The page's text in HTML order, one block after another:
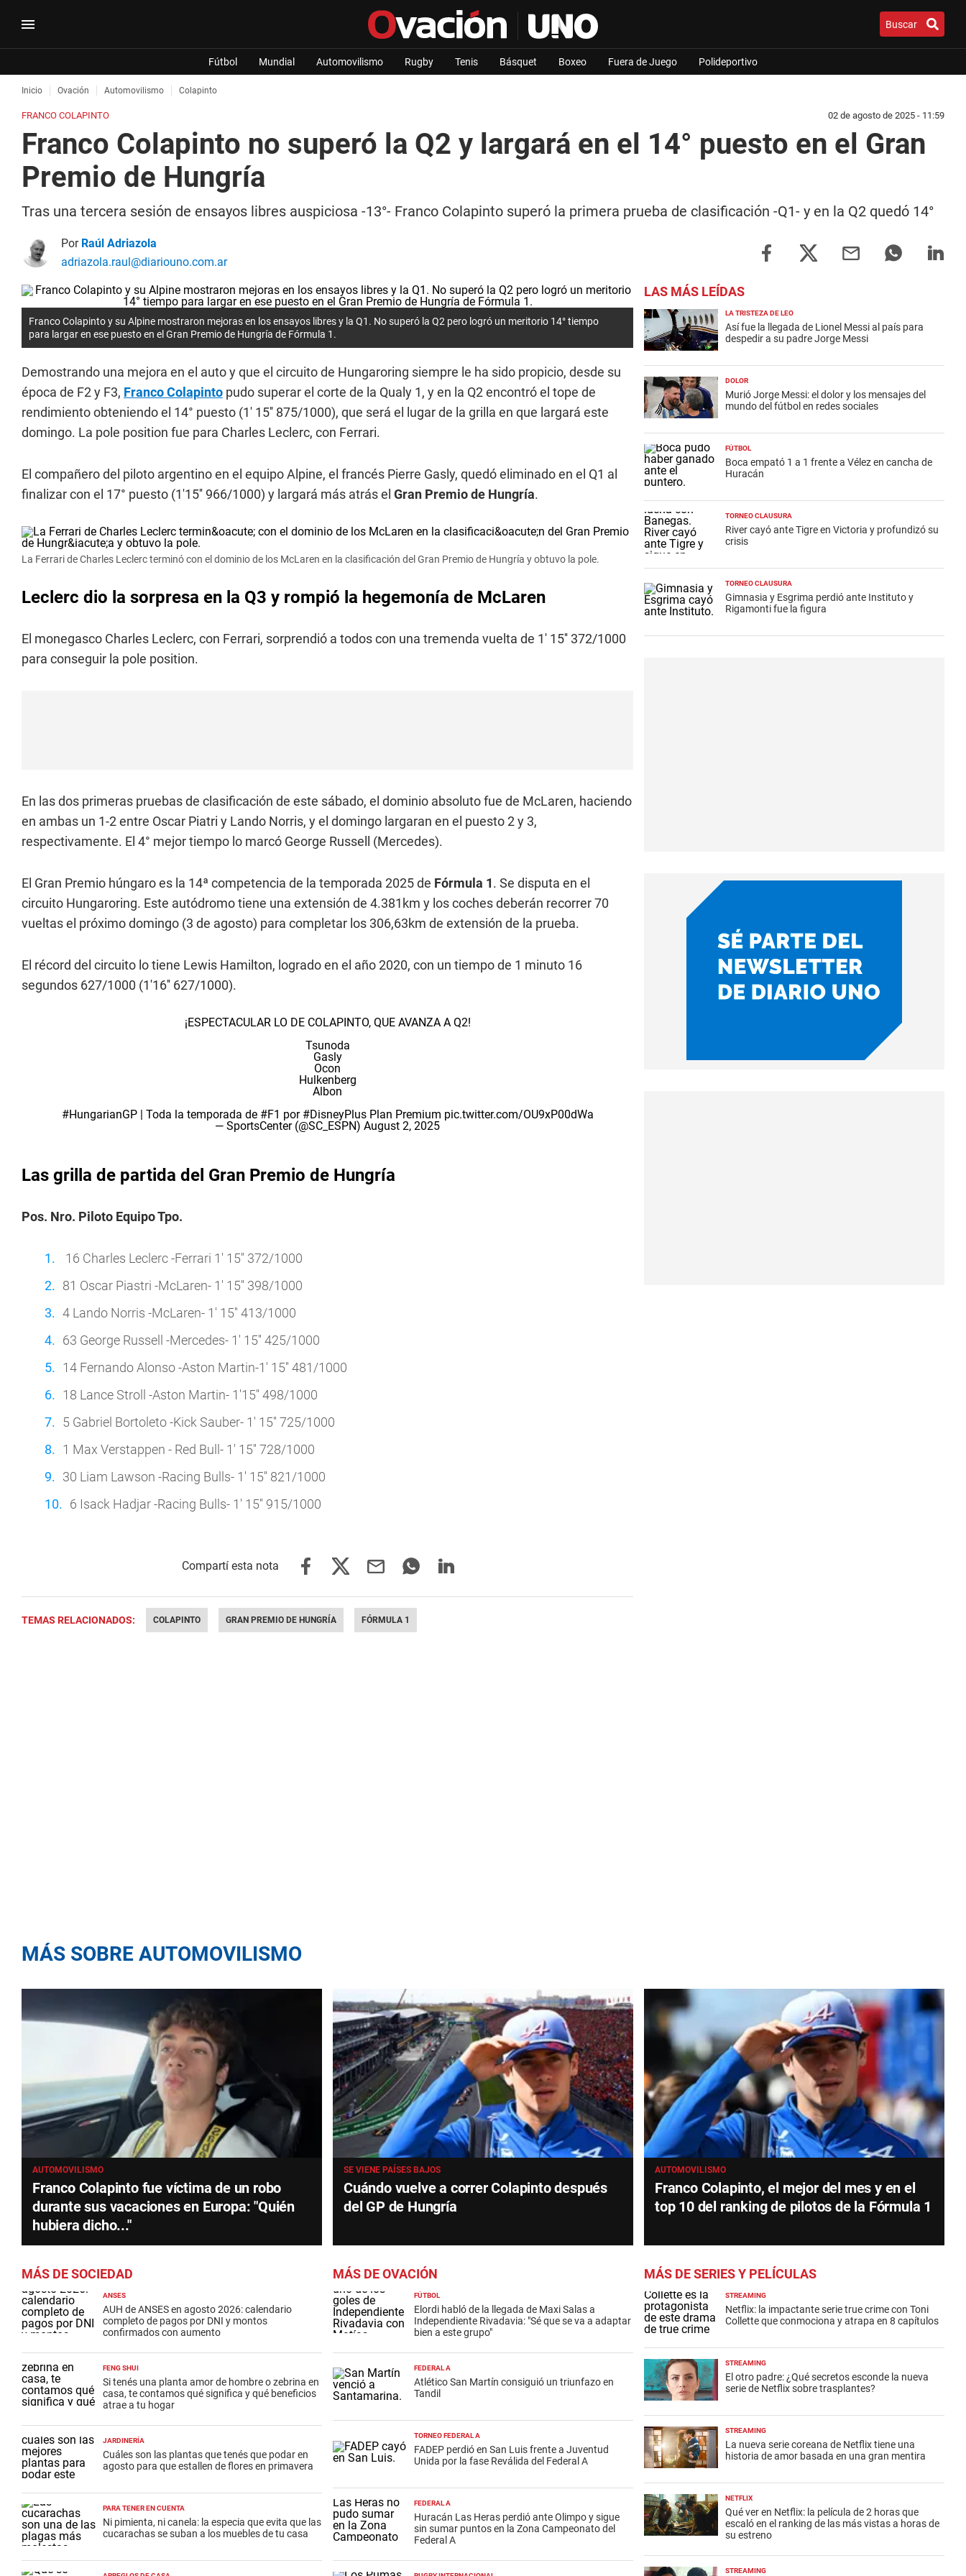
Buscar
Fútbol Mundial Automovilismo Rugby Tenis Básquet Boxeo Fuera de Juego Polideportivo
Inicio Ovación Automovilismo Colapinto
FRANCO COLAPINTO 02 de agosto de 2025 - 11:59
Franco Colapinto no superó la Q2 y largará en el 14° puesto en el Gran
Premio de Hungría
Tras una tercera sesión de ensayos libres auspiciosa -13°- Franco Colapinto superó la primera prueba de clasificación -Q1- y en la Q2 quedó 14°
Por Raúl Adriazola
adriazola.raul@diariouno.com.ar
Franco Colapinto y su Alpine mostraron mejoras en los ensayos libres y la Q1. No superó la Q2 pero logró un meritorio 14° tiempo
para largar en ese puesto en el Gran Premio de Hungría de Fórmula 1.
Demostrando una mejora en el auto y que el circuito de Hungaroring siempre le ha sido propicio, desde su
época de F2 y F3, Franco Colapinto pudo superar el corte de la Qualy 1, y en la Q2 encontró el tope de
rendimiento obteniendo el 14° puesto (1' 15'' 875/1000), que será el lugar de la grilla en que largará este
domingo. La pole position fue para Charles Leclerc, con Ferrari.
El compañero del piloto argentino en el equipo Alpine, el francés Pierre Gasly, quedó eliminado en el Q1 al
finalizar con el 17° puesto (1'15'' 966/1000) y largará más atrás el Gran Premio de Hungría.
La Ferrari de Charles Leclerc terminó con el dominio de los McLaren en la clasificación del Gran Premio de Hungría y obtuvo la pole.
Leclerc dio la sorpresa en la Q3 y rompió la hegemonía de McLaren
El monegasco Charles Leclerc, con Ferrari, sorprendió a todos con una tremenda vuelta de 1' 15'' 372/1000
para conseguir la pole position.
En las dos primeras pruebas de clasificación de este sábado, el dominio absoluto fue de McLaren, haciendo
en ambas un 1-2 entre Oscar Piatri y Lando Norris, y el domingo largaran en el puesto 2 y 3,
respectivamente. El 4° mejor tiempo lo marcó George Russell (Mercedes).
El Gran Premio húngaro es la 14ª competencia de la temporada 2025 de Fórmula 1. Se disputa en el
circuito Hungaroring. Este autódromo tiene una extensión de 4.381km y los coches deberán recorrer 70
vueltas el próximo domingo (3 de agosto) para completar los 306,63km de extensión de la prueba.
El récord del circuito lo tiene Lewis Hamilton, logrado en el año 2020, con un tiempo de 1 minuto 16
segundos 627/1000 (1'16'' 627/1000).
¡ESPECTACULAR LO DE COLAPINTO, QUE AVANZA A Q2!
Tsunoda
Gasly
Ocon
Hulkenberg
Albon
#HungarianGP| Toda la temporada de #F1 por #DisneyPlusPlan Premium pic.twitter.com/OU9xP00dWa
— SportsCenter (@SC_ESPN) August 2, 2025
Las grilla de partida del Gran Premio de Hungría
Pos. Nro. Piloto Equipo Tpo.
16 Charles Leclerc -Ferrari 1' 15'' 372/1000
81 Oscar Piastri -McLaren- 1' 15'' 398/1000
4 Lando Norris -McLaren- 1' 15'' 413/1000
63 George Russell -Mercedes- 1' 15'' 425/1000
14 Fernando Alonso -Aston Martin-1' 15'' 481/1000
18 Lance Stroll -Aston Martin- 1'15'' 498/1000
5 Gabriel Bortoleto -Kick Sauber- 1' 15'' 725/1000
1 Max Verstappen - Red Bull- 1' 15'' 728/1000
30 Liam Lawson -Racing Bulls- 1' 15'' 821/1000
6 Isack Hadjar -Racing Bulls- 1' 15'' 915/1000
TEMAS RELACIONADOS: COLAPINTO GRAN PREMIO DE HUNGRÍA FÓRMULA 1
LAS MÁS LEÍDAS
LA TRISTEZA DE LEO
Así fue la llegada de Lionel Messi al país para
despedir a su padre Jorge Messi
DOLOR
Murió Jorge Messi: el dolor y los mensajes del
mundo del fútbol en redes sociales
FÚTBOL
Boca empató 1 a 1 frente a Vélez en cancha de
Huracán
TORNEO CLAUSURA
River cayó ante Tigre en Victoria y profundizó su
crisis
TORNEO CLAUSURA
Gimnasia y Esgrima perdió ante Instituto y
Rigamonti fue la figura
MÁS SOBRE AUTOMOVILISMO
AUTOMOVILISMO
Franco Colapinto fue víctima de un robo
durante sus vacaciones en Europa: "Quién
hubiera dicho..."
SE VIENE PAÍSES BAJOS
Cuándo vuelve a correr Colapinto después
del GP de Hungría
AUTOMOVILISMO
Franco Colapinto, el mejor del mes y en el
top 10 del ranking de pilotos de la Fórmula 1
MÁS DE SOCIEDAD
ANSES
AUH de ANSES en agosto 2026: calendario
completo de pagos por DNI y montos
confirmados con aumento
FENG SHUI
Si tenés una planta amor de hombre o zebrina en
casa, te contamos qué significa y qué beneficios
atrae a tu hogar
JARDINERÍA
Cuáles son las plantas que tenés que podar en
agosto para que estallen de flores en primavera
PARA TENER EN CUENTA
Ni pimienta, ni canela: la especia que evita que las
cucarachas se suban a los muebles de tu casa
MÁS DE OVACIÓN
FÚTBOL
Elordi habló de la llegada de Maxi Salas a
Independiente Rivadavia: "Sé que se va a adaptar
bien a este grupo"
FEDERAL A
Atlético San Martín consiguió un triunfazo en
Tandil
TORNEO FEDERAL A
FADEP perdió en San Luis frente a Juventud
Unida por la fase Reválida del Federal A
FEDERAL A
Huracán Las Heras perdió ante Olimpo y sigue
sin sumar puntos en la Zona Campeonato del
Federal A
MÁS DE SERIES Y PELÍCULAS
STREAMING
Netflix: la impactante serie true crime con Toni
Collette que conmociona y atrapa en 8 capítulos
STREAMING
El otro padre: ¿Qué secretos esconde la nueva
serie de Netflix sobre trasplantes?
STREAMING
La nueva serie coreana de Netflix tiene una
historia de amor basada en una gran mentira
NETFLIX
Qué ver en Netflix: la película de 2 horas que
escaló en el ranking de las más vistas a horas de
su estreno
STREAMING